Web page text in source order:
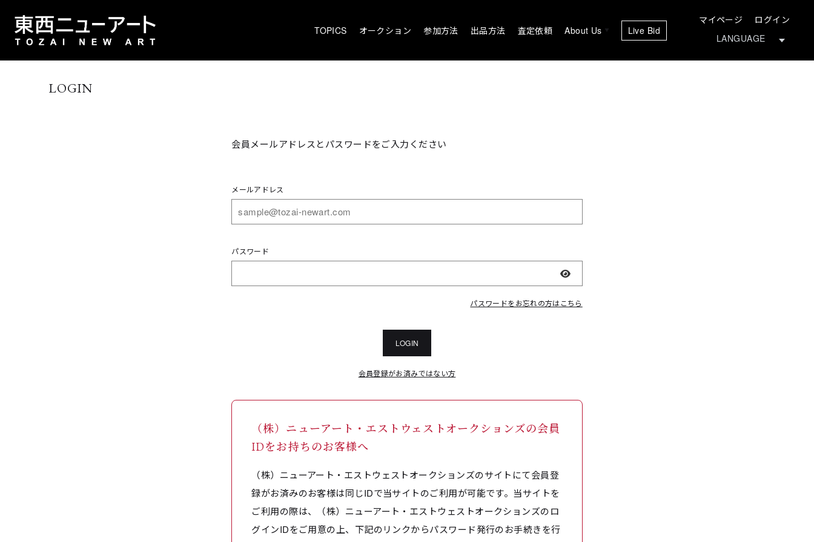
TOPICS オークション 参加方法 出品方法 査定依頼 About Us Live Bid
マイページ ログイン
LOGIN
会員メールアドレスとパスワードをご入力ください
メールアドレス
パスワード
表示
パスワードをお忘れの方はこちら
LOGIN
会員登録がお済みではない方
（株）ニューアート・エストウェストオークションズの会員
IDをお持ちのお客様へ
（株）ニューアート・エストウェストオークションズのサイトにて会員登
録がお済みのお客様は同じIDで当サイトのご利用が可能です。当サイトを
ご利用の際は、（株）ニューアート・エストウェストオークションズのロ
グインIDをご用意の上、下記のリンクからパスワード発行のお手続きを行